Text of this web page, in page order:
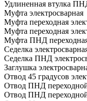
Удлиненная втулка
Муфта электросварная
Муфта переходная
Муфта переходная
Муфта ПНД переходная
Седелка
Седелка ПНД
Заглушка
Отвод 45 градусов
Отвод ПНД переходной
Отвод ПНД переходной